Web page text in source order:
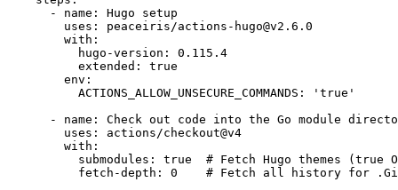
- name :
Hugo setup
uses :
peaceiris/actions-hugo@v2.6.0
with :
hugo-version :
0.115.4
extended :
true
env :
ACTIONS_ALLOW_UNSECURE_COMMANDS :
'true'
- name :
Check out code into the Go module
uses :
actions/checkout@v4
with :
submodules : true
# Fetch Hugo themes (true
fetch-depth : 0
# Fetch all history for